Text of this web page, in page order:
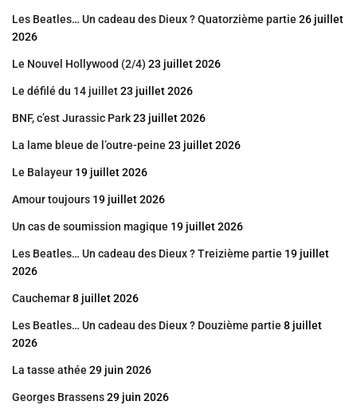
Les Beatles… Un cadeau des Dieux ? Quatorzième partie 26 juillet
2026
Le Nouvel Hollywood (2/4) 23 juillet 2026
Le défilé du 14 juillet23 juillet 2026
BNF, c’est Jurassic Park23 juillet 2026
La lame bleue de l’outre-peine 23 juillet 2026
Le Balayeur 19 juillet 2026
Amour toujours 19 juillet 2026
Un cas de soumission magique 19 juillet 2026
Les Beatles… Un cadeau des Dieux ? Treizième partie 19 juillet
2026
Cauchemar8 juillet 2026
Les Beatles… Un cadeau des Dieux ? Douzième partie 8 juillet
2026
La tasse athée 29 juin 2026
Georges Brassens29 juin 2026